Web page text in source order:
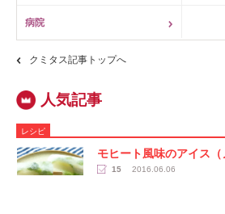
病院
クミタス記事トップへ
レシピ
モヒート風味のアイス（
15 2016.06.06